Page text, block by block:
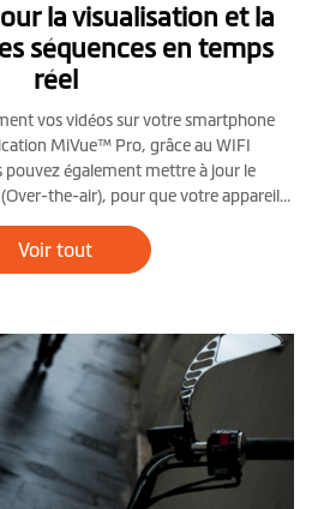
la visualisation et la
séquences en temps
réel
vos vidéos sur votre smartphone
MiVue™ Pro, grâce au WIFI
pouvez également mettre à jour le
the-air), pour que votre appareil
Voir tout